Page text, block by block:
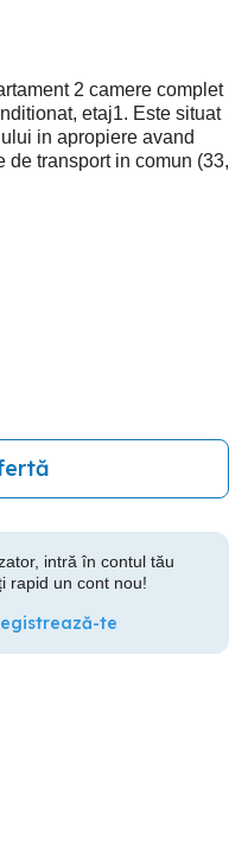
2 camere complet
etaj1. Este situat
in apropiere avand
transport in comun (33,
intră în contul tău
rapid un cont nou!
te